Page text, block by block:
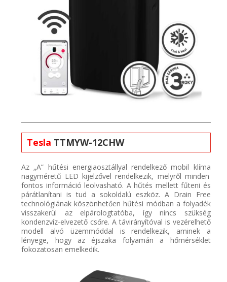
Tesla TTMYW-12CHW
Az „A” hűtési energiaosztállyal rendelkező mobil klíma
nagyméretű LED kijelzővel rendelkezik, melyről minden
fontos információ leolvasható. A hűtés mellett fűteni és
párátlanítani is tud a sokoldalú eszköz. A Drain Free
technológiának köszönhetően hűtési módban a folyadék
visszakerül az elpárologtatóba, így nincs szükség
kondenzvíz-elvezető csőre. A távirányítóval is vezérelhető
modell alvó üzemmóddal is rendelkezik, aminek a
lényege, hogy az éjszaka folyamán a hőmérséklet
fokozatosan emelkedik.